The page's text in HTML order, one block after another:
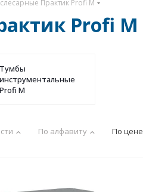
Практик Profi M
Profi M
Тумбы
инструментальные
Profi M
По алфавиту По цене